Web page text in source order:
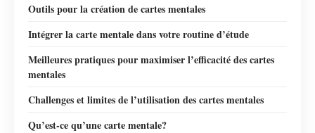
Outils pour la création de cartes mentales
Intégrer la carte mentale dans votre routine d’étude
Meilleures pratiques pour maximiser l’efficacité des cartes
mentales
Challenges et limites de l’utilisation des cartes mentales
Qu’est-ce qu’une carte mentale?